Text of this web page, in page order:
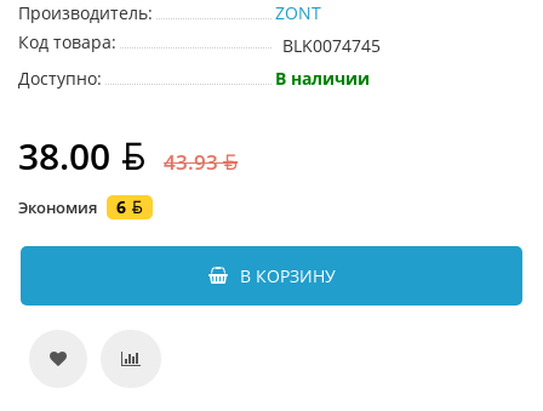
Производитель:
ZONT
Код товара:
BLK0074745
Доступно:
В наличии
38.00 43.93
Экономия 6
В КОРЗИНУ